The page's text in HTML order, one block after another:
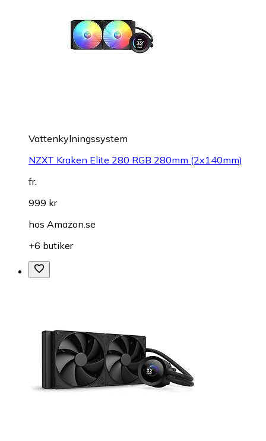
Vattenkylningssystem
NZXT Kraken Elite 280 RGB 280mm (2x140mm)
fr.
999 kr
hos Amazon.se
+6 butiker